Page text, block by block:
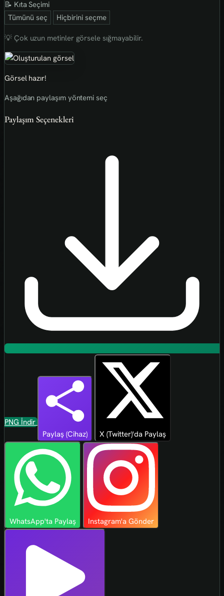
📝 Kıta Seçimi
Tümünü seç
Hiçbirini seçme
💡 Çok uzun metinler görsele sığmayabilir.
Görsel hazır!
Aşağıdan paylaşım yöntemi seç
Paylaşım Seçenekleri
PNG İndir
Paylaş (Cihaz)
X (Twitter)'da Paylaş
WhatsApp'ta Paylaş Instagram'a Gönder